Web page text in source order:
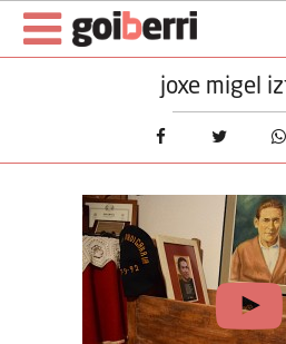
joxe migel